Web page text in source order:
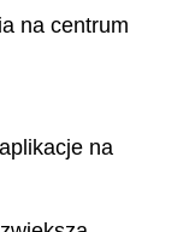
na centrum
na